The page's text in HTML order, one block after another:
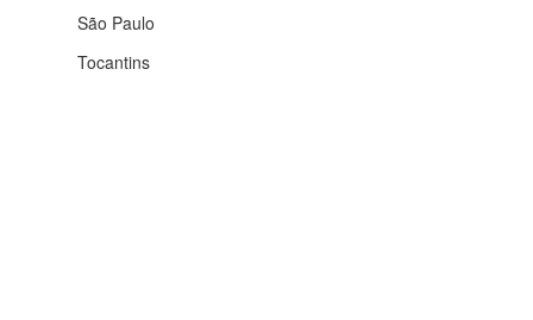
São Paulo
Tocantins